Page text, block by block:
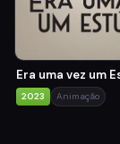
Era uma vez um
2023 Animação